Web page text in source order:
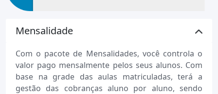
Mensalidade
Com o pacote de Mensalidades, você controla o
valor pago mensalmente pelos seus alunos. Com
base na grade das aulas matriculadas, terá a
gestão das cobranças aluno por aluno, sendo